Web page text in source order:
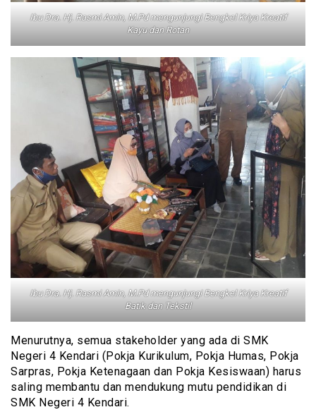
Ibu Dra. Hj. Rasmi Amin, M.Pd mengunjungi Bengkel Kriya Kreatif
Kayu dan Rotan
Ibu Dra. Hj. Rasmi Amin, M.Pd mengunjungi Bengkel Kriya Kreatif
Batik dan Tekstil
Menurutnya, semua stakeholder yang ada di SMK
Negeri 4 Kendari (Pokja Kurikulum, Pokja Humas, Pokja
Sarpras, Pokja Ketenagaan dan Pokja Kesiswaan) harus
saling membantu dan mendukung mutu pendidikan di
SMK Negeri 4 Kendari.